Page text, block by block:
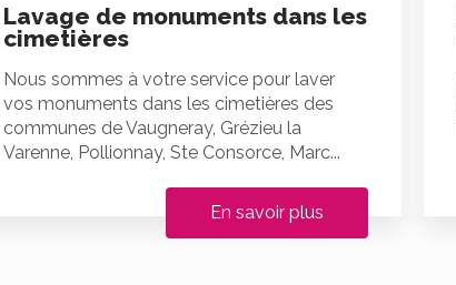
Lavage de monuments dans les
cimetières
Nous sommes à votre service pour laver
vos monuments dans les cimetières des
communes de Vaugneray, Grézieu la
Varenne, Pollionnay, Ste Consorce, Marc...
En savoir plus